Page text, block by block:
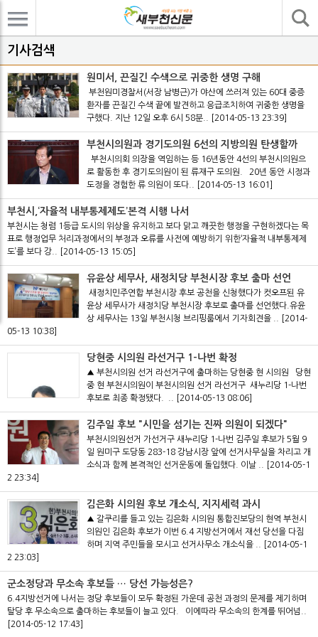
기사검색
원미서, 끈질긴 수색으로 귀중한 생명 구해
부천원미경찰서(서장 남병근)가 야산에 쓰러져 있는 60대 중증
환자를 끈질긴 수색 끝에 발견하고 응급조치하여 귀중한 생명을
구했다. 지난 12일 오후 6시 58분..
[2014-05-13 23:39]
부천시의원과 경기도의원 6선의 지방의원 탄생할까
부천시의회 의장을 역임하는 등 16년동안 4선의 부천시의원으
로 활동한 후 경기도의원이 된 류재구 도의원. 20년 동안 시정과
도정을 경험한 류 의원이 또다..
[2014-05-13 16:01]
부천시,‘자율적 내부통제제도’본격 시행 나서
부천시는 청렴 1등급 도시의 위상을 유지하고 보다 맑고 깨끗한 행정을 구현하겠다는 목
표로 행정업무 처리과정에서의 부정과 오류를 사전에 예방하기 위한‘자율적 내부통제제
도’를 보다 강..
[2014-05-13 15:05]
유윤상 세무사, 새정치당 부천시장 후보 출마 선언
새정치민주연합 부천시장 후보 공천을 신청했다가 컷오프된 유
윤상 세무사가 새정치당 부천시장 후보로 출마를 선언했다.유윤
상 세무사는 13일 부천시청 브리핑룸에서 기자회견을 ..
[2014-
05-13 10:38]
당현중 시의원 라선거구 1-나번 확정
▲ 부천시의원 선거 라선거구에 출마하는 당현중 현 시의원 당현
중 현 부천시의원이 부천시의원 선거 라선거구 새누리당 1-나번
후보로 최종 확정됐다. ..
[2014-05-13 08:06]
김주일 후보 "시민을 섬기는 진짜 의원이 되겠다"
부천시의원선거 가선거구 새누리당 1-나번 김주일 후보가 5월 9
일 원미구 도당동 283-18 강남시장 앞에 선거사무실을 차리고 개
소식과 함께 본격적인 선거운동에 돌입했다. 이날 ..
[2014-05-1
2 23:34]
김은화 시의원 후보 개소식, 지지세력 과시
▲ 갈쿠리를 들고 있는 김은화 시의원 통합진보당의 현역 부천시
의원인 김은화 후보가 이번 6.4 지방선거에서 재선 당선을 다짐
하며 지역 주민들을 모시고 선거사무소 개소식을 ..
[2014-05-1
2 23:03]
군소정당과 무소속 후보들 … 당선 가능성은?
6.4지방선거에 나서는 정당 후보들이 모두 확정된 가운데 공천 과정의 문제를 제기하며
탈당 후 무소속으로 출마하는 후보들이 늘고 있다. 이에따라 무소속의 한계를 뛰어넘..
[2014-05-12 17:43]